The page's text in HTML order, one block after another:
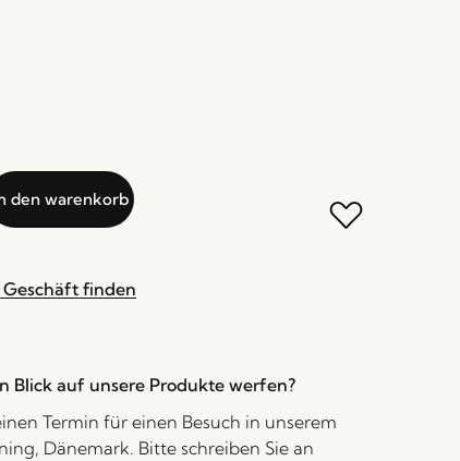
den warenkorb
finden
Blick auf unsere Produkte werfen?
Termin für einen Besuch in unserem
Dänemark. Bitte schreiben Sie an